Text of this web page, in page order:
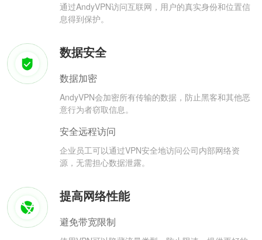
通过AndyVPN访问互联网，用户的真实身份和位置信
息得到保护。
数据安全
数据加密
AndyVPN会加密所有传输的数据，防止黑客和其他恶
意行为者窃取信息。
安全远程访问
企业员工可以通过VPN安全地访问公司内部网络资
源，无需担心数据泄露。
提高网络性能
避免带宽限制